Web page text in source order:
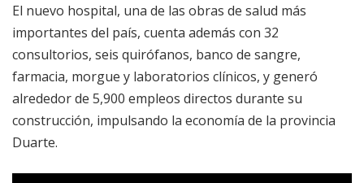
El nuevo hospital, una de las obras de salud más
importantes del país, cuenta además con 32
consultorios, seis quirófanos, banco de sangre,
farmacia, morgue y laboratorios clínicos, y generó
alrededor de 5,900 empleos directos durante su
construcción, impulsando la economía de la provincia
Duarte.